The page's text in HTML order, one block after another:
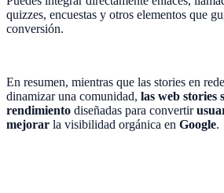
quizzes, encuestas y otros elementos que
conversión.
En resumen, mientras que las stories en
dinamizar una comunidad, las web stories
rendimiento diseñadas para convertir
mejorar la visibilidad orgánica en Google.